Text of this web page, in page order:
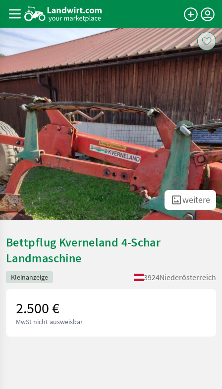
weitere
Bettpflug Kverneland 4-Schar
Landmaschine
Kleinanzeige 3924Niederösterreich
2.500 €
MwSt nicht ausweisbar